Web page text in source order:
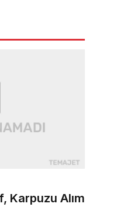
Karpuzu Alım